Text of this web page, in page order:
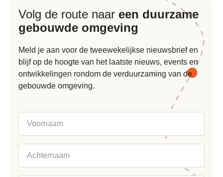
Volg de route naar een duurzame
gebouwde omgeving
Meld je aan voor de tweewekelijkse nieuwsbrief en
blijf op de hoogte van het laatste nieuws, events en
ontwikkelingen rondom de verduurzaming van de
gebouwde omgeving.